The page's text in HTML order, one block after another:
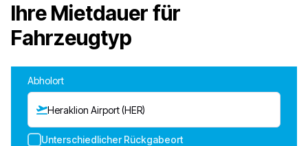
Ihre Mietdauer für
Fahrzeugtyp
Abholort
Heraklion Airport (HER)
Unterschiedlicher Rückgabeort